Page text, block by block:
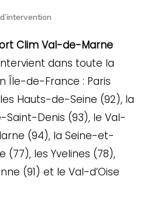
Clim Val-de-Marne
dans toute la
Île-de-France : Paris
Hauts-de-Seine (92), la
Saint-Denis (93), le Val-
(94), la Seine-et-
(77), les Yvelines (78),
(91) et le Val-d’Oise